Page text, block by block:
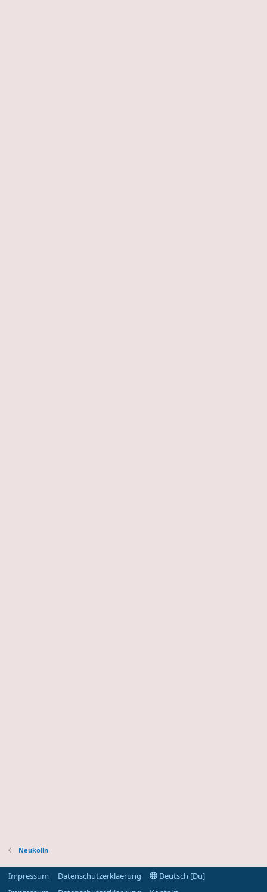
Neukölln
Impressum Datenschutzerklaerung
Deutsch [Du]